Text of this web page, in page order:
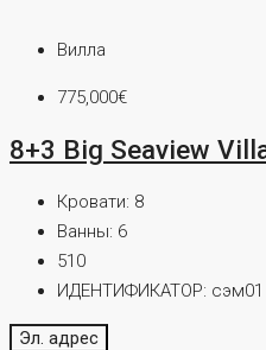
Вилла
775,000€
8+3 Big Seaview
Кровати: 8
Ванны: 6
510
ИДЕНТИФИКАТОР: сэм01
Эл. адрес